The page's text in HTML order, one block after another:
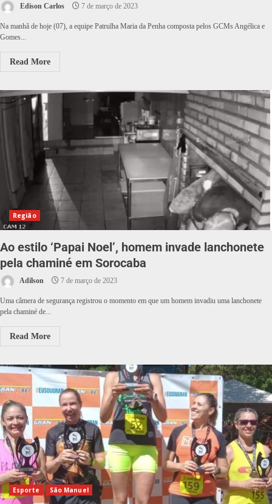
Edison Carlos 7 de março de 2023
Na manhã de hoje (07), a equipe Patrulha Maria da Penha composta pelos GCMs Angélica e
Gomes...
Read More
Região
Ao estilo ‘Papai Noel’, homem invade lanchonete
pela chaminé em Sorocaba
Adilson 7 de março de 2023
Uma câmera de segurança registrou o momento em que um homem invadiu uma lanchonete
pela chaminé de...
Read More
Esporte São Manuel